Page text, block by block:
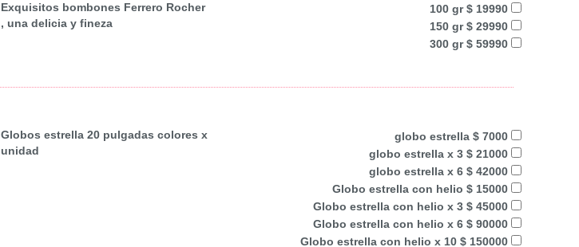
Exquisitos bombones Ferrero Rocher
, una delicia y fineza
100 gr $ 19990
150 gr $ 29990
300 gr $ 59990
Globos estrella 20 pulgadas colores x
unidad
globo estrella $ 7000
globo estrella x 3 $ 21000
globo estrella x 6 $ 42000
Globo estrella con helio $ 15000
Globo estrella con helio x 3 $ 45000
Globo estrella con helio x 6 $ 90000
Globo estrella con helio x 10 $ 150000